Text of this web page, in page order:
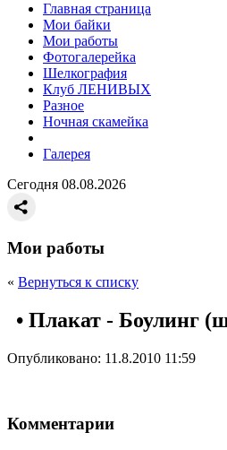
Главная страница
Мои байки
Мои работы
Фотогалерейка
Шелкография
Клуб ЛЕНИВЫХ
Разное
Ночная скамейка
Галерея
Сегодня 08.08.2026
Мои работы
« Вернуться к списку
• Плакат - Боулинг
Опубликовано: 11.8.2010 11:59
Комментарии